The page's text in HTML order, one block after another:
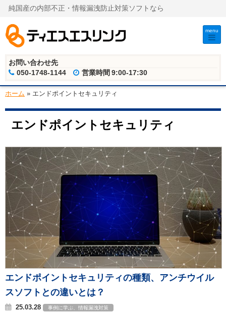
純国産の内部不正・情報漏洩防止対策ソフトなら
お問い合わせ先
050-1748-1144
営業時間 9:00-17:30
menu
ホーム » エンドポイントセキュリティ
エンドポイントセキュリティ
エンドポイントセキュリティの種類、アンチウイル
スソフトとの違いとは？
25.03.28 事例に学ぶ、情報漏洩対策